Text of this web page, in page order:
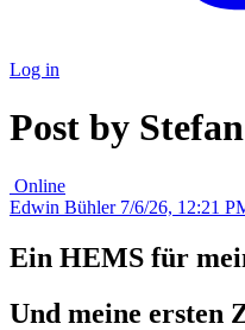
Log in
Post by
Online
Edwin Bühler 7/6/26, 12:21
Ein HEMS für
Und meine ersten